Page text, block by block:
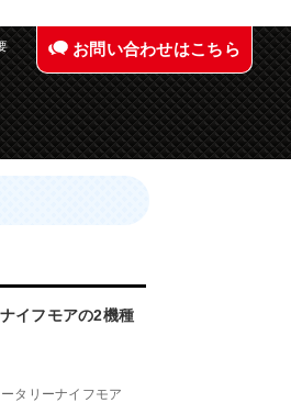
お問い合わせはこちら
イフモアの2機種
タリーナイフモア